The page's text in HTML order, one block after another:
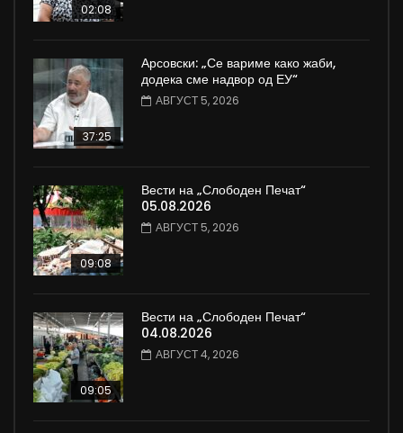
02:08
37:25
Арсовски: „Се вариме како жаби,
додека сме надвор од ЕУ“
АВГУСТ 5, 2026
09:08
Вести на „Слободен Печат“
05.08.2026
АВГУСТ 5, 2026
09:05
Вести на „Слободен Печат“
04.08.2026
АВГУСТ 4, 2026